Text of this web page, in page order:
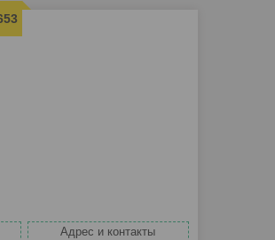
Адрес и контакты